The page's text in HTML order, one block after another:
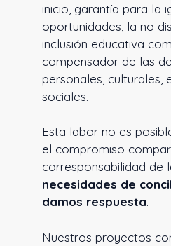
inicio, garantía para la
oportunidades, la no
inclusión educativa
compensador de las
personales, culturales,
sociales.
Esta labor no es
el compromiso
corresponsabilidad de
necesidades de
damos respuesta.
Nuestros proyectos